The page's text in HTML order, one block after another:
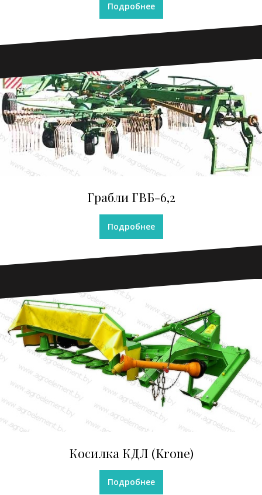
Подробнее
Грабли ГВБ-6,2
Подробнее
Косилка КДЛ (Krone)
Подробнее